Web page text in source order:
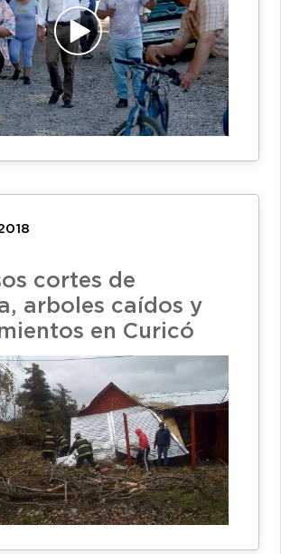
cortes de
arboles caídos y
en Curicó